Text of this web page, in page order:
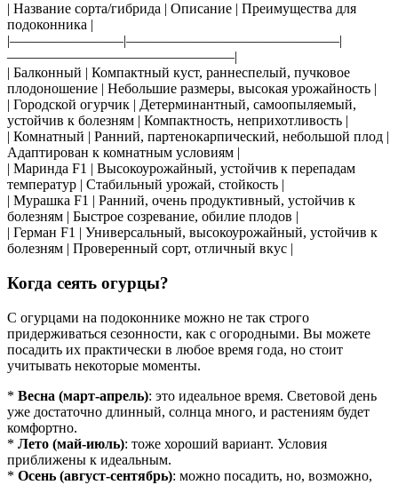
| Название сорта/гибрида | Описание | Преимущества для
подоконника |
|————————|———————————————|
————————————————|
| Балконный | Компактный куст, раннеспелый, пучковое
плодоношение | Небольшие размеры, высокая урожайность |
| Городской огурчик | Детерминантный, самоопыляемый,
устойчив к болезням | Компактность, неприхотливость |
| Комнатный | Ранний, партенокарпический, небольшой плод |
Адаптирован к комнатным условиям |
| Маринда F1 | Высокоурожайный, устойчив к перепадам
температур | Стабильный урожай, стойкость |
| Мурашка F1 | Ранний, очень продуктивный, устойчив к
болезням | Быстрое созревание, обилие плодов |
| Герман F1 | Универсальный, высокоурожайный, устойчив к
болезням | Проверенный сорт, отличный вкус |
Когда сеять огурцы?
С огурцами на подоконнике можно не так строго
придерживаться сезонности, как с огородными. Вы можете
посадить их практически в любое время года, но стоит
учитывать некоторые моменты.
* Весна (март-апрель): это идеальное время. Световой день
уже достаточно длинный, солнца много, и растениям будет
комфортно.
* Лето (май-июль): тоже хороший вариант. Условия
приближены к идеальным.
* Осень (август-сентябрь): можно посадить, но, возможно,